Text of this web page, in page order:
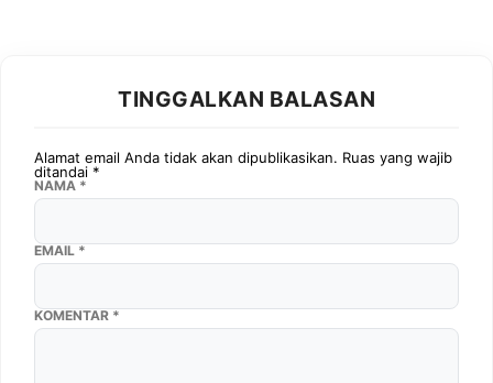
TINGGALKAN BALASAN
Alamat email Anda tidak akan dipublikasikan. Ruas yang wajib
ditandai *
KOMENTAR *
NAMA *
EMAIL *